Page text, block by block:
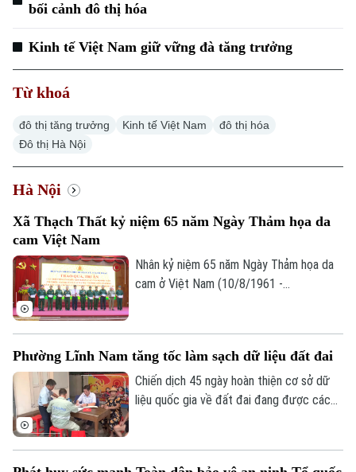
Xu hướng
bối cảnh đô thị hóa
Kinh tế Việt Nam giữ vững đà tăng trưởng
Từ khoá
đô thị tăng trưởng Kinh tế Việt Nam
đô thị hóa
Đô thị Hà Nội
Hà Nội
Xã Thạch Thất kỷ niệm 65 năm Ngày Thảm họa da
cam Việt Nam
Nhân kỷ niệm 65 năm Ngày Thảm họa da
cam ở Việt Nam (10/8/1961 -
độc da cam trên địa bàn.
Phường Lĩnh Nam tăng tốc làm sạch dữ liệu đất đai
Chiến dịch 45 ngày hoàn thiện cơ sở dữ
liệu quốc gia về đất đai đang được các